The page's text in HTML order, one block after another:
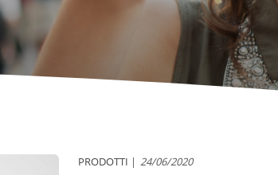
PRODOTTI 24/06/2020